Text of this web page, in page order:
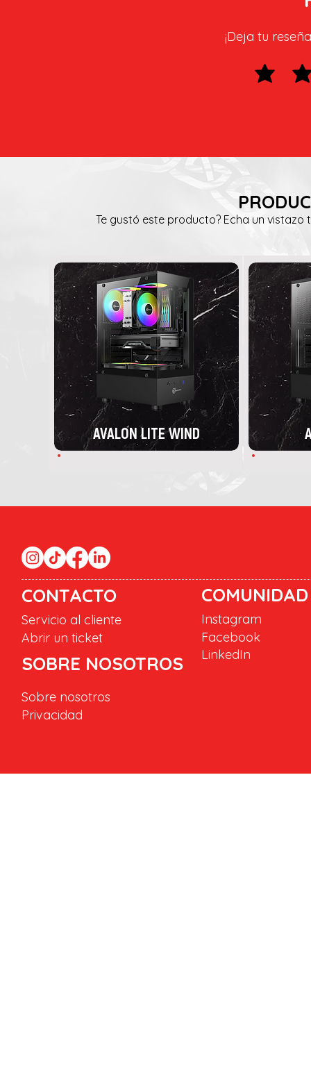
¡Deja tu
Te gustó este producto? Echa un
AVALON LITE WIND
CONTACTO
Servicio al cliente
Abrir un ticket
SOBRE NOSOTROS
COMUNIDAD
Instagram
Facebook
LinkedIn
Sobre nosotros
Privacidad